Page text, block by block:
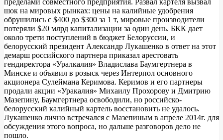
шок на мировых рынках: цены на калийные удобрения
обрушились с $400 до $300 за 1 т, мировые производители
потеряли $20 млрд капитализации за один день. БКК дает
около трети поступлений в бюджет Белоруссии, и
белорусский президент Александр Лукашенко в ответ на этот
демарш российского партнера приказал арестовать
гендиректора «Уралкалия» Владислава Баумгертнера в
Минске и объявил в розыск через Интерпол основного
акционера Сулеймана Керимова. Керимов и его партнеры
продали акции «Уракалия» Михаилу Прохорову и Дмитрию
Мазепину, Баумгертнера освободили, но российско-
белорусский калийный картель восстановить не удалось.
Лукашенко лично встречался с Мазепиным в апреле 2014г. для
обсуждения этого вопроса, но дальше разговоров дело не
пошло.